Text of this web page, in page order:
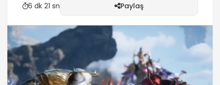
6 dk 21 sn Paylaş